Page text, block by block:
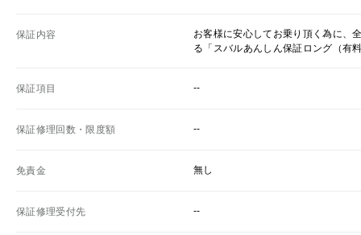
保証内容
お客様に安心してお乗り頂く為に、
る「スバルあんしん保証ロング（有
保証項目 --
保証修理回数・限度額 --
免責金 無し
保証修理受付先 --